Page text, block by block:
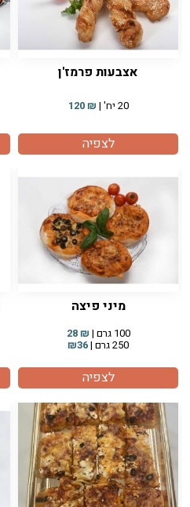
אצבעות פרמז'ן
20 יח' | ₪
120
לצפיה
מיני פיצה
100 גרם | ₪
28
250 גרם | ₪36
לצפיה